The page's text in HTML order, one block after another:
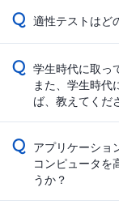
Q 適性テストはど
Q
学生時代に取っ
また、学生時代
ば、教えてくだ
Q
アプリケーショ
コンピュータを
うか？